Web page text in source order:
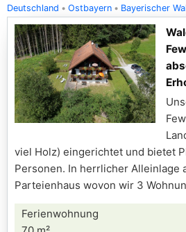
Deutschland Ostbayern Bayerischer
viel Holz) eingerichtet und bietet
Personen. In herrlicher Alleinlage
Parteienhaus wovon wir 3
Ferienwohnung